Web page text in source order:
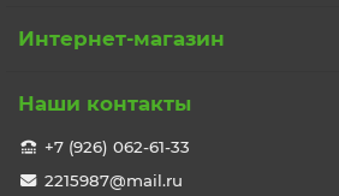
Интернет-магазин
Наши контакты
+7 (926) 062-61-33
2215987@mail.ru